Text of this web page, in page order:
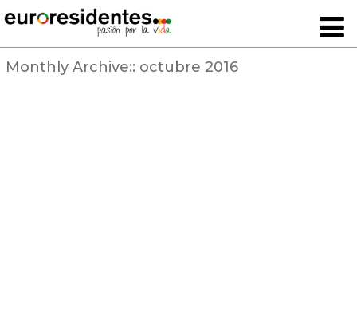
Monthly Archive:: octubre 2016